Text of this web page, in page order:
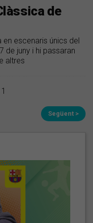
de
escenaris únics del
de juny i hi passaran
altres
Següent >